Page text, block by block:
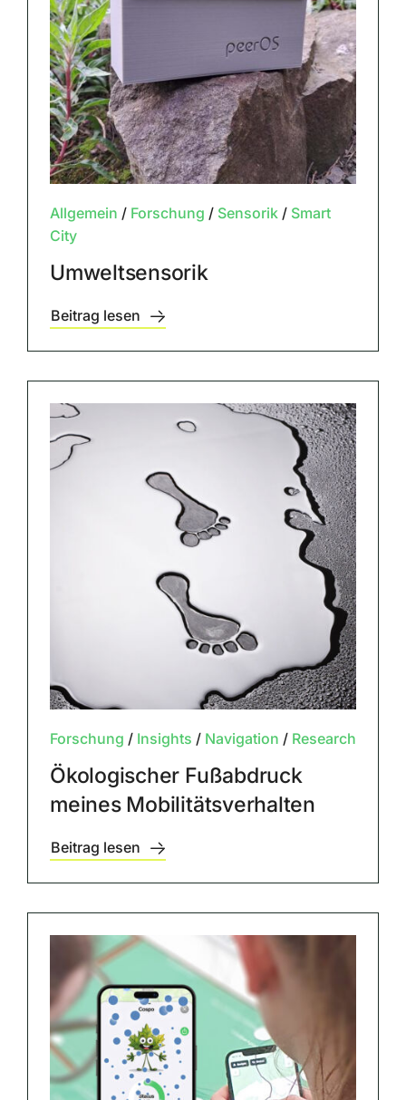
Allgemein / Forschung / Sensorik/ Smart
City
Umweltsensorik
Beitrag lesen
Forschung / Insights / Navigation / Research
Ökologischer Fußabdruck
meines Mobilitätsverhalten
Beitrag lesen